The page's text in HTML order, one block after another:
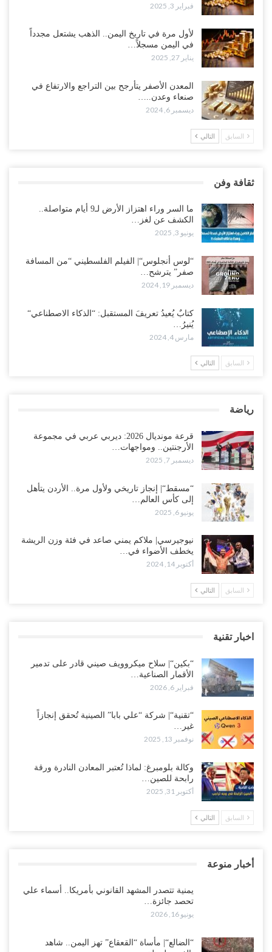
فبراير 3, 2025
لأول مرة في تاريخ اليمن.. الذهب يشتعل مجدداً
في اليمن مسجلاً…
يناير 27, 2025
المعدن الأصفر يتأرجح بين التراجع والارتفاع في
صنعاء وعدن..…
ديسمبر 6, 2024
السابق التالي
ثقافة وفن
ما السر وراء اهتزاز الأرض لـ9 أيام متواصلة..
الكشف عن لغز…
يونيو 3, 2025
“لوس أنجلوس“| الفيلم الفلسطيني “من المسافة
صفر” يترشح…
ديسمبر 19, 2024
كتابٌ يُعيدُ تعريفَ المستقبل: “الذكاء الاصطناعي“
يُنيرُ…
مارس 4, 2024
السابق التالي
رياضة
قرعة مونديال 2026: ديربي عربي في مجموعة
الأرجنتين.. ومواجهات…
ديسمبر 7, 2025
“مسقط“| إنجاز تاريخي ولأول مرة.. الأردن يتأهل
إلى كأس العالم…
يونيو 6, 2025
نيوجيرسي| ملاكم يمني صاعد في فئة وزن الريشة
يخطف الأضواء في…
أكتوبر 14, 2024
السابق التالي
اخبار تقنية
“بكين“| سلاح ميكروويف صيني قادر على تدمير
الأقمار الصناعية…
فبراير 6, 2026
“تقنية“| شركة “علي بابا” الصينية تُحقق إنجازاً
غير…
نوفمبر 13, 2025
وكالة بلومبرغ: لماذا تُعتبر المعادن النادرة ورقة
رابحة للصين…
أكتوبر 31, 2025
السابق التالي
أخبار منوعة
يمنية تتصدر المشهد القانوني بأمريكا.. أسماء علي
تحصد جائزة…
يونيو 16, 2026
“الضالع“| مأساة “القعقاع” تهز اليمن.. شاهد